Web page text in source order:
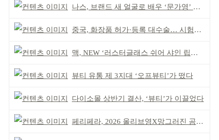
나스, 브랜드 새 얼굴로 배우 ‘문가영’ 발탁
중국, 화장품 허가·등록 대수술… 시험자료 공용 허용
맥, NEW ‘러스터글래스 쉬어 샤인 립스틱’ 출시
뷰티 유통 제 3지대 ‘오프뷰티’가 떴다
다이소몰 상반기 결산, ‘뷰티’가 이끌었다
페리페라, 2026 올리브영X망그러진 곰 콜라보